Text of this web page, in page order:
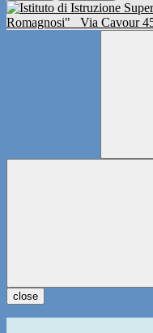
Romagnosi"
Via Cavour
close